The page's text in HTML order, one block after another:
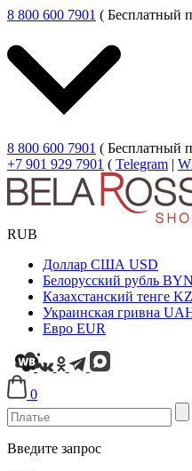
8 800 600 7901 ( Бесплатный
8 800 600 7901 ( Бесплатный
+7 901 929 7901 ( Telegram |
RUB
Доллар США USD
Белорусский рубль BYN
Казахстанский тенге
Украинская гривна
Евро EUR
0
Введите запрос